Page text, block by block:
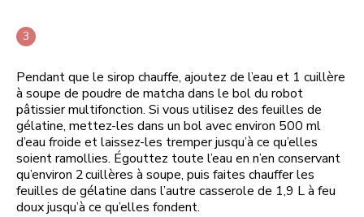
Pendant que le sirop chauffe, ajoutez de l’eau et 1 cuillère
à soupe de poudre de matcha dans le bol du robot
pâtissier multifonction. Si vous utilisez des feuilles de
gélatine, mettez-les dans un bol avec environ 500 ml
d’eau froide et laissez-les tremper jusqu’à ce qu’elles
soient ramollies. Égouttez toute l’eau en n’en conservant
qu’environ 2 cuillères à soupe, puis faites chauffer les
feuilles de gélatine dans l’autre casserole de 1,9 L à feu
doux jusqu’à ce qu’elles fondent.